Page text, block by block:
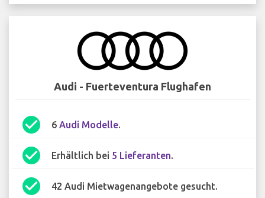
Audi - Fuerteventura Flughafen
check_circle 6 Audi Modelle.
check_circle Erhältlich bei 5 Lieferanten.
check_circle 42 Audi Mietwagenangebote gesucht.